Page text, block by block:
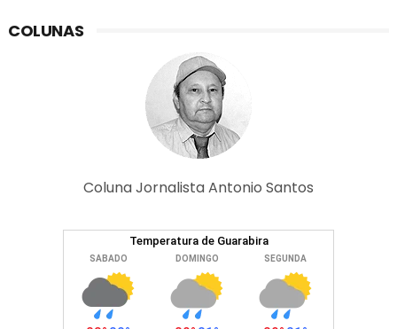
COLUNAS
Coluna Jornalista Antonio Santos